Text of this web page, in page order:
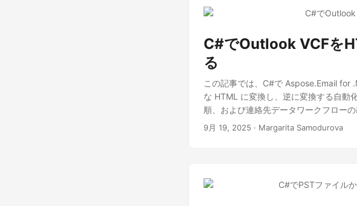
C#でOutlook VCFを
る
この記事では、C#で Aspose.Email for
な HTML に変換し、逆に変換する自動
順、および連絡先データワークフロー
9月 19, 2025 · Margarita Samodurova